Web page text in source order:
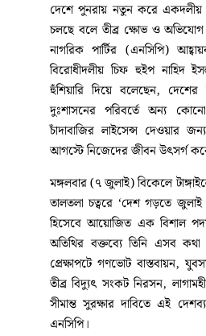
দেশে পুনরায় নতুন করে একদলীয়
চলছে বলে তীব্র ক্ষোভ ও
নাগরিক পার্টির (এনসিপি)
বিরোধীদলীয় চিফ হুইপ নাহিদ
হুঁশিয়ারি দিয়ে বলেছেন,
দুঃশাসনের পরিবর্তে অন্য
চাঁদাবাজির লাইসেন্স দেওয়ার
আগস্টে নিজেদের জীবন উৎসর্গ
মঙ্গলবার (৭ জুলাই) বিকেলে
তালতলা চত্বরে ‘দেশ গড়তে
হিসেবে আয়োজিত এক বিশাল
অতিথির বক্তব্যে তিনি এসব
প্রেক্ষাপটে গণভোট বাস্তবায়ন,
তীব্র বিদ্যুৎ সংকট নিরসন,
সীমান্ত সুরক্ষার দাবিতে এই
এনসিপি।